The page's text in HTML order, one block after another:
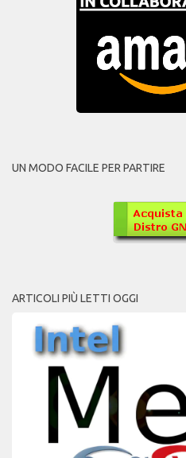
UN MODO FACILE PER PARTIRE
ARTICOLI PIÙ LETTI OGGI